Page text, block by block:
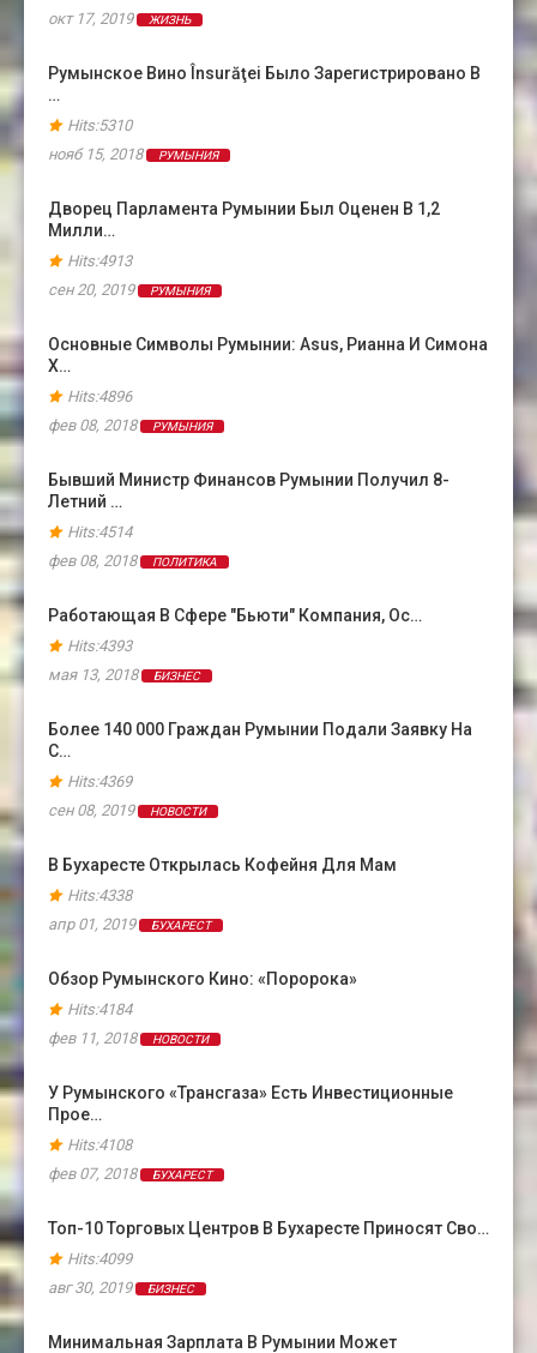
окт 17, 2019 ЖИЗНЬ
Румынское Вино Însurăţei Было Зарегистрировано В
…
Hits:5310
нояб 15, 2018
РУМЫНИЯ
Дворец Парламента Румынии Был Оценен В 1,2
Милли…
Hits:4913
сен 20, 2019
РУМЫНИЯ
Основные Символы Румынии: Asus, Рианна И Симона
Х…
Hits:4896
фев 08, 2018
РУМЫНИЯ
Бывший Министр Финансов Румынии Получил 8-
Летний …
Hits:4514
фев 08, 2018
ПОЛИТИКА
Работающая В Сфере "бьюти" Компания, Ос…
Hits:4393
мая 13, 2018
БИЗНЕС
Более 140 000 Граждан Румынии Подали Заявку На
С…
Hits:4369
сен 08, 2019
НОВОСТИ
В Бухаресте Открылась Кофейня Для Мам
Hits:4338
апр 01, 2019
БУХАРЕСТ
Обзор Румынского Кино: «Поророка»
Hits:4184
фев 11, 2018
НОВОСТИ
У Румынского «Трансгаза» Есть Инвестиционные
Прое…
Hits:4108
фев 07, 2018
БУХАРЕСТ
Топ-10 Торговых Центров В Бухаресте Приносят Сво…
Hits:4099
авг 30, 2019
БИЗНЕС
Минимальная Зарплата В Румынии Может